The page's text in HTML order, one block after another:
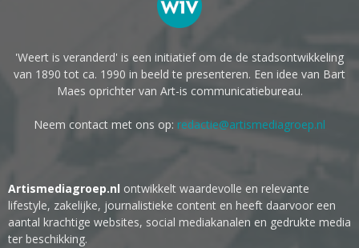
'Weert is veranderd' is een initiatief om de de stadsontwikkeling
van 1890 tot ca. 1990 in beeld te presenteren. Een idee van Bart
Maes oprichter van Art-is communicatiebureau.
Neem contact met ons op: redactie@artismediagroep.nl
Artismediagroep.nl ontwikkelt waardevolle en relevante
lifestyle, zakelijke, journalistieke content en heeft daarvoor een
aantal krachtige websites, social mediakanalen en gedrukte media
ter beschikking.